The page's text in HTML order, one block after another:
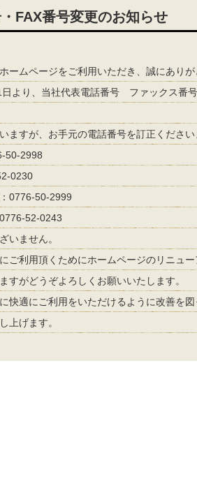
FAX番号変更のお知らせ
ームページをご利用いただき、誠にありが
日より、当社代表電話番号 ファックス番
ますが、お手元の電話番号を訂正ください
50-2998
0230
0776-50-2999
52-0243
いません。
ご利用頂くためにホームページのリニュー
すがどうぞよろしくお願いいたします。
快適にご利用をいただけるように改善を
上げます。